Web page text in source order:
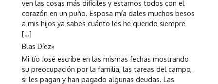
ven las cosas más difíciles y estamos todos con el
corazón en un puño. Esposa mía dales muchos besos
a mis hijos ya sabes cuánto les he querido siempre
[…]
Blas Díez»
Mi tío José escribe en las mismas fechas mostrando
su preocupación por la familia, las tareas del campo,
si les pagan y han pagado algunas deudas. Las